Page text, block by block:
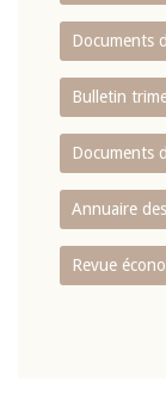
Documents
Bulletin
Documents
Annuaire
Revue